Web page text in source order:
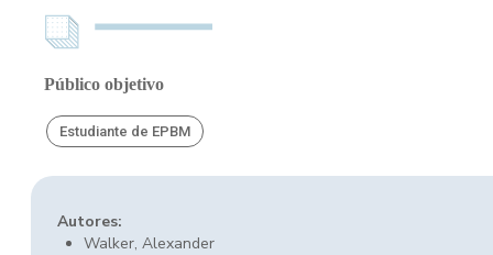
Público objetivo
Estudiante de EPBM
Autores:
Walker, Alexander